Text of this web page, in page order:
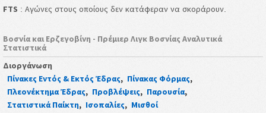
FTS : Αγώνες στους οποίους δεν κατάφεραν να σκοράρουν.
Βοσνία και Ερζεγοβίνη - Πρέμιερ Λιγκ Βοσνίας Αναλυτικά
Στατιστικά
Διοργάνωση
Πίνακες Εντός & Εκτός Έδρας, Πίνακας Φόρμας,
Πλεονέκτημα Έδρας, Προβλέψεις, Παρουσία,
Στατιστικά Παίκτη, Ισοπαλίες, Μισθοί